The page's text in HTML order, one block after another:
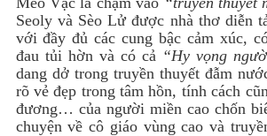
Seoly và Sèo Lử được nhà thơ diễn
với đầy đủ các cung bậc cảm xúc,
đau tủi hờn và có cả “Hy vọng
dang dở trong truyền thuyết đẫm
rõ vẻ đẹp trong tâm hồn, tính cách
đương… của người miền cao chốn
chuyện về cô giáo vùng cao và